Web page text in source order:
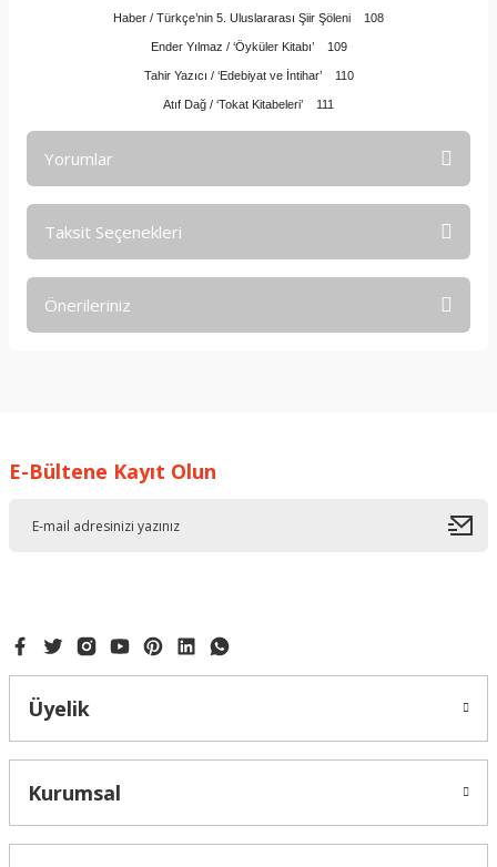
Haber / Türkçe’nin 5. Uluslararası Şiir Şöleni 108
Ender Yılmaz / ‘Öyküler Kitabı’ 109
Tahir Yazıcı / ‘Edebiyat ve İntihar’ 110
Atıf Dağ / ‘Tokat Kitabeleri’ 111
Yorumlar
Taksit Seçenekleri
Önerileriniz
Ürün resmi kalitesiz, bozuk veya görüntülenemiyor.
E-Bültene Kayıt Olun
Üyelik
Kurumsal